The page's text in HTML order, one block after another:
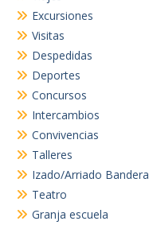
Excursiones
Visitas
Despedidas
Deportes
Concursos
Intercambios
Convivencias
Talleres
Izado/Arriado Bandera
Teatro
Granja escuela